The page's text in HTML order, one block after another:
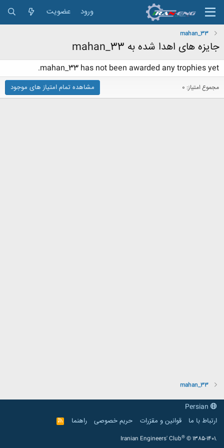
ورود عضویت
mahan_33
جایزه های اهدا شده به mahan_33
mahan_33 has not been awarded any trophies yet.
مجموع امتیاز: 0 مشاهده تمام امتیاز های موجود
mahan_33
ارتباط با ما
قوانین و مقرّرات حریم خصوصی راهنما
R
S
Iranian Engineers' Club® © 1385-1401.